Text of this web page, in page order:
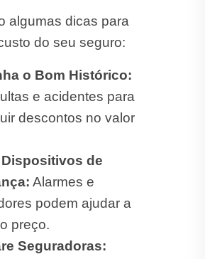
algumas dicas para
do seu seguro:
o Bom Histórico:
e acidentes para
descontos no valor
de
Alarmes e
podem ajudar a
preço.
Seguradoras: